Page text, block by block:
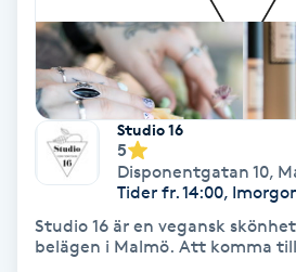
Vaxning
Vaxning brasiliansk
Veterinär
Vibrationsmassage
Studio 16
5
Disponentgatan 10,
Tider fr. 14:00,
Studio 16 är en vegansk
belägen i Malmö. Att komma